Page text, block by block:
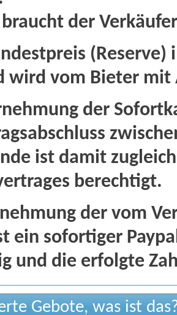
der
(Reserve)
wird vom Bieter mit
der
ist damit
berechtigt.
der vom
ein sofortiger
und die erfolgte
Gebote, was ist